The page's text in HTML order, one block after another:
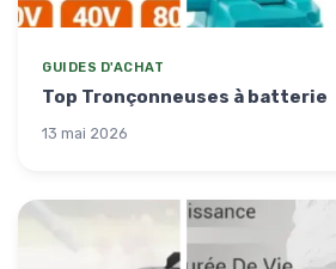
GUIDES D'ACHAT
Top Tronçonneuses à batterie
13 mai 2026